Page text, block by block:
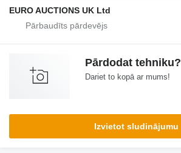
EURO AUCTIONS UK Ltd
Pārdodat tehniku?
Dariet to kopā ar mums!
Izvietot sludinājumu